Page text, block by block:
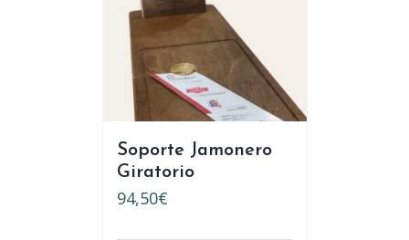
Soporte Jamonero
Giratorio
94,50€